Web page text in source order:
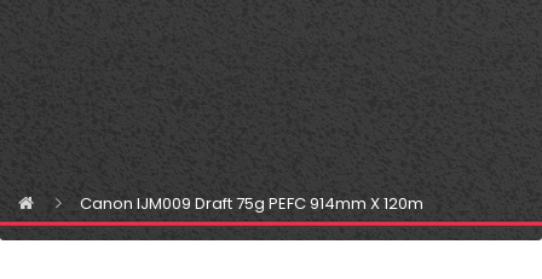
Canon IJM009 Draft 75g PEFC 914mm X 120m